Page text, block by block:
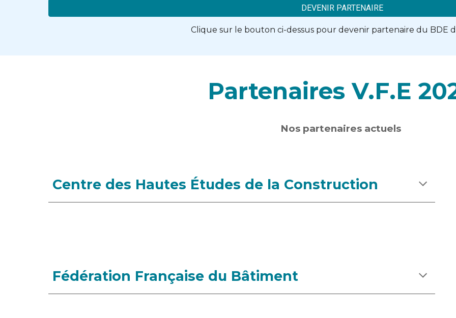
DEVENIR PARTENAIRE
Clique sur le bouton ci-dessus pour devenir partenaire du BDE
Partenaires V.F.E
Nos partenaires actuels
Centre des Hautes Études de la Construction
Fédération Française du Bâtiment